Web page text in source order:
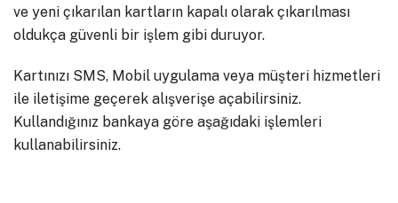
ve yeni çıkarılan kartların kapalı olarak çıkarılması
oldukça güvenli bir işlem gibi duruyor.
Kartınızı SMS, Mobil uygulama veya müşteri hizmetleri
ile iletişime geçerek alışverişe açabilirsiniz.
Kullandığınız bankaya göre aşağıdaki işlemleri
kullanabilirsiniz.